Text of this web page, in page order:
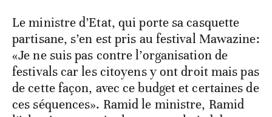
Le ministre d’Etat, qui porte sa casquette
partisane, s’en est pris au festival Mawazine:
«Je ne suis pas contre l’organisation de
festivals car les citoyens y ont droit mais pas
de cette façon, avec ce budget et certaines de
ces séquences». Ramid le ministre, Ramid